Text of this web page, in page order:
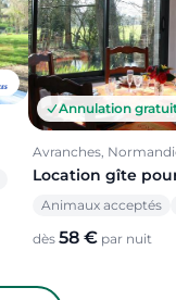
Annulation
Avranches,
Location gîte
Animaux acceptés
dès 58 € par nuit